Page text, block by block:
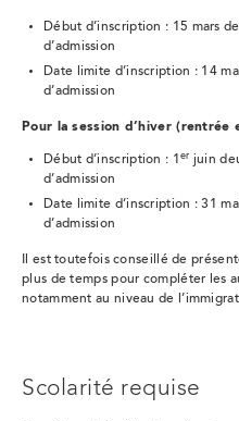
Début d’inscription : 15 mars
d’admission
Date limite d’inscription : 14
d’admission
Pour la session d’hiver (rentrée
Début d’inscription : 1 er juin
d’admission
Date limite d’inscription : 31
d’admission
Il est toutefois conseillé de
plus de temps pour compléter les
notamment au niveau de
Scolarité requise